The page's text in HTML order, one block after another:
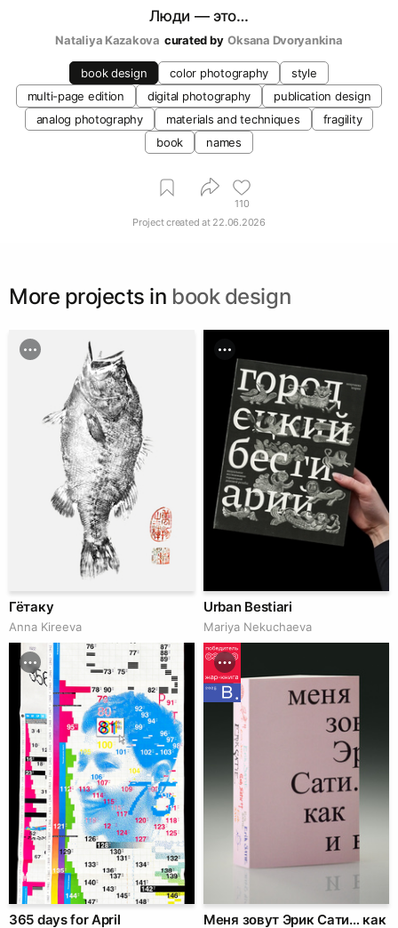
Люди — это…
Nataliya Kazakova curated by Oksana Dvoryankina
book design color photography
style
multi-page edition
digital photography
publication design
analog photography
materials and techniques
fragility
book
names
110
Project created at 22.06.2026
More projects in book design
Гётаку
Anna Kireeva
Urban Bestiari
Mariya Nekuchaeva
365 days for April Меня зовут Эрик Сати… как